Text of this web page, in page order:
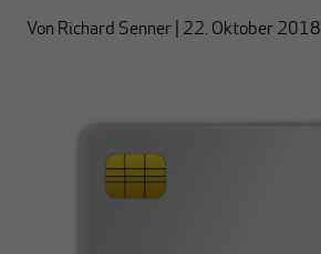
Von Richard Senner 22. Oktober 2018